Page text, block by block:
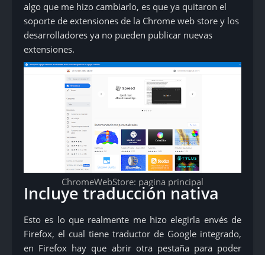
algo que me hizo cambiarlo, es que ya quitaron el
soporte de extensiones de la Chrome web store y los
desarrolladores ya no pueden publicar nuevas
extensiones.
ChromeWebStore: pagina principal
Incluye traducción nativa
Esto es lo que realmente me hizo elegirla envés de
Firefox, el cual tiene traductor de Google integrado,
en Firefox hay que abrir otra pestaña para poder